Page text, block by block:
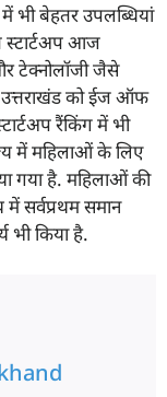
में भी बेहतर उपलब्धियां
स्टार्टअप आज
टेक्नोलॉजी जैसे
उत्तराखंड को ईज ऑफ
रैंकिंग में भी
में महिलाओं के लिए
गया है. महिलाओं की
सर्वप्रथम समान
भी किया है.